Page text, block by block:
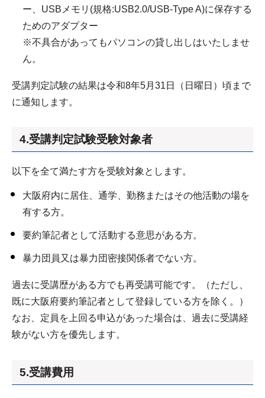
ー、USBメモリ(規格:USB2.0/USB-Type A)に保存する
ためのアダプター
※不具合があってもパソコンの貸し出しはいたしませ
ん。
受講判定試験の結果は令和8年5月31日（日曜日）頃まで
に通知します。
4.受講判定試験受験対象者
以下を全て満たす方を受験対象とします。
大阪府内に居住、通学、勤務またはその他活動の場を
有する方。
要約筆記者として活動する意思がある方。
暴力団員又は暴力団密接関係者でない方。
過去に受講歴がある方でも再受講可能です。（ただし、
既に大阪府要約筆記者として登録している方を除く。）
なお、定員を上回る申込があった場合は、過去に受講経
験がない方を優先します。
5.受講費用